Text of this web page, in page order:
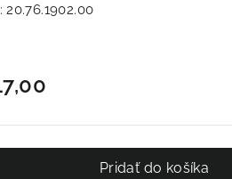
20.76.1902.00
Pridať do košíka